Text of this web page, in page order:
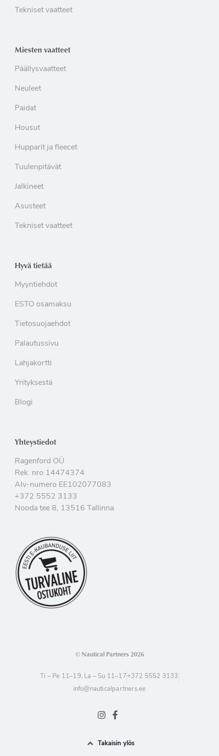
Tekniset vaatteet
Miesten vaatteet
Päällysvaatteet
Neuleet
Paidat
Housut
Hupparit ja fleecet
Tuulenpitävät
Jalkineet
Asusteet
Tekniset vaatteet
Hyvä tietää
Myyntiehdot
ESTO osamaksu
Tietosuojaehdot
Palautussivu
Lahjakortti
Yrityksestä
Blogi
Yhteystiedot
Ragenford OÜ
Rek. nro 14474374
Alv-numero EE102077083
+372 5552 3133
Nooda tee 8, 13516 Tallinna
© Nautical Partners 2026
Ti – Pe 11–19, La – Su 11–17+372 5552 3133
info@nauticalpartners.ee
Takaisin ylös